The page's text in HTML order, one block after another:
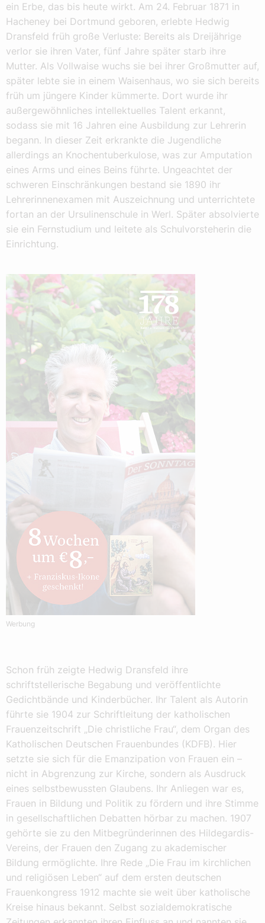
ein Erbe, das bis heute wirkt. Am 24. Februar 1871 in
Hacheney bei Dortmund geboren, erlebte Hedwig
Dransfeld früh große Verluste: Bereits als Dreijährige
verlor sie ihren Vater, fünf Jahre später starb ihre
Mutter. Als Vollwaise wuchs sie bei ihrer Großmutter auf,
später lebte sie in einem Waisenhaus, wo sie sich bereits
früh um jüngere Kinder kümmerte. Dort wurde ihr
außergewöhnliches intellektuelles Talent erkannt,
sodass sie mit 16 Jahren eine Ausbildung zur Lehrerin
begann. In dieser Zeit erkrankte die Jugendliche
allerdings an Knochentuberkulose, was zur Amputation
eines Arms und eines Beins führte. Ungeachtet der
schweren Einschränkungen bestand sie 1890 ihr
Lehrerinnenexamen mit Auszeichnung und unterrichtete
fortan an der Ursulinenschule in Werl. Später absolvierte
sie ein Fernstudium und leitete als Schulvorsteherin die
Einrichtung.
Werbung
Schon früh zeigte Hedwig Dransfeld ihre
schriftstellerische Begabung und veröffentlichte
Gedichtbände und Kinderbücher. Ihr Talent als Autorin
führte sie 1904 zur Schriftleitung der katholischen
Frauenzeitschrift „Die christliche Frau“, dem Organ des
Katholischen Deutschen Frauenbundes (KDFB). Hier
setzte sie sich für die Emanzipation von Frauen ein –
nicht in Abgrenzung zur Kirche, sondern als Ausdruck
eines selbstbewussten Glaubens. Ihr Anliegen war es,
Frauen in Bildung und Politik zu fördern und ihre Stimme
in gesellschaftlichen Debatten hörbar zu machen. 1907
gehörte sie zu den Mitbegründerinnen des Hildegardis-
Vereins, der Frauen den Zugang zu akademischer
Bildung ermöglichte. Ihre Rede „Die Frau im kirchlichen
und religiösen Leben“ auf dem ersten deutschen
Frauenkongress 1912 machte sie weit über katholische
Kreise hinaus bekannt. Selbst sozialdemokratische